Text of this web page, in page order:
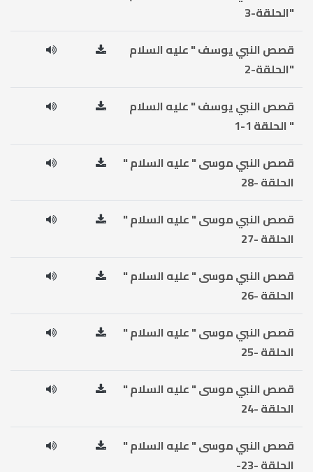
"الحلقة-3
قصص النبي يوسف " عليه السلام
"الحلقة-2
قصص النبي يوسف " عليه السلام
" الحلقة 1-1
قصص النبي موسى " عليه السلام "
الحلقة -28
قصص النبي موسى " عليه السلام "
الحلقة -27
قصص النبي موسى " عليه السلام "
الحلقة -26
قصص النبي موسى " عليه السلام "
الحلقة -25
قصص النبي موسى " عليه السلام "
الحلقة -24
قصص النبي موسى " عليه السلام "
الحلقة -23-